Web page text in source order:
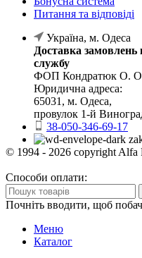
Питання та відповіді
Україна, м. Одеса
Доставка замовлень
службу
ФОП Кондратюк О.
Юридична адреса:
65031, м. Одеса,
провулок 1-й
38-050-346-69-17
© 1994 - 2026 copyright Alfa
Способи оплати:
Почніть вводити, щоб
Меню
Каталог